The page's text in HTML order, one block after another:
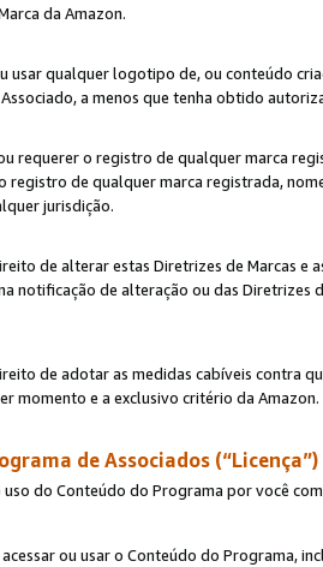
da Amazon.
usar qualquer logotipo de, ou conteúdo
a menos que tenha obtido
requerer o registro de qualquer marca
registro de qualquer marca registrada,
jurisdição.
de alterar estas Diretrizes de Marcas e
notificação de alteração ou das Diretrizes
de adotar as medidas cabíveis contra
momento e a exclusivo critério da Amazon.
de Associados (“Licença”)
uso do Conteúdo do Programa por você
ou usar o Conteúdo do Programa,